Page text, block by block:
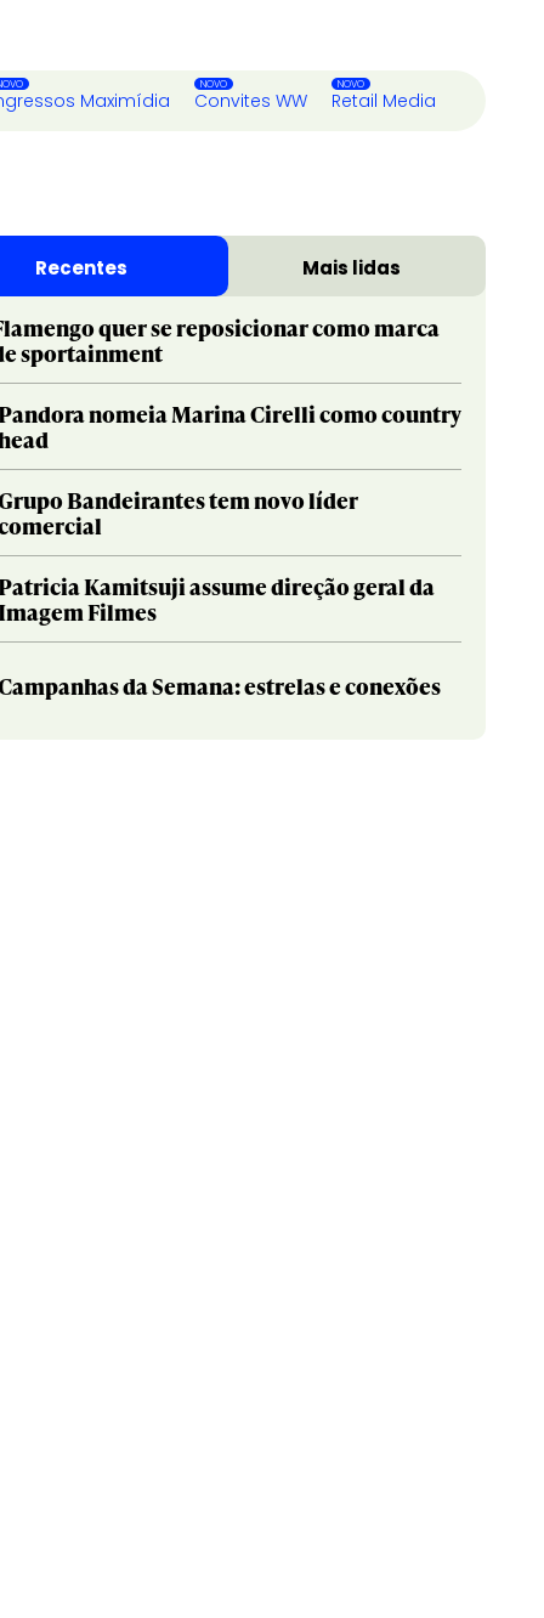
Maximídia Convites WW Retail Media
Recentes Mais lidas
quer se reposicionar como marca
sportainment
nomeia Marina Cirelli como country
Bandeirantes tem novo líder
Kamitsuji assume direção geral da
Filmes
da Semana: estrelas e conexões